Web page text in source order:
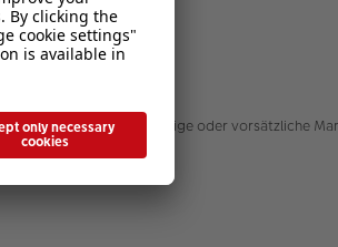
gegen Missbrauch, zufällige oder vorsätzliche
verbessert.